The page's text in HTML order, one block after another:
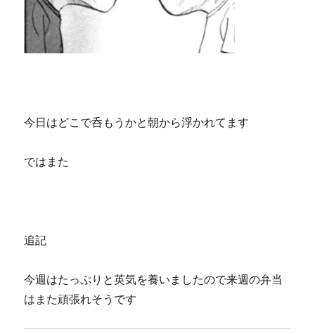
今日はどこで呑もうかと朝から浮かれてます
ではまた
追記
今週はたっぷりと英気を養いましたので来週の弁当
はまた頑張れそうです